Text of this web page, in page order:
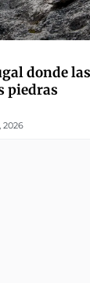
donde
piedras
2026